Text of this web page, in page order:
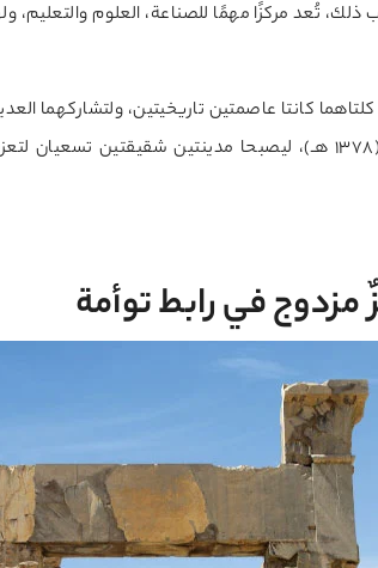
تُعد مركزًا مهمًا للصناعة، العلوم
كانتا عاصمتين تاريخيتين، ولتشاركهما
اتفاقية التوأمة بينهما عام 1999 م (1378 هـ)، ليصبحا
مزدوج في رابط توأمة